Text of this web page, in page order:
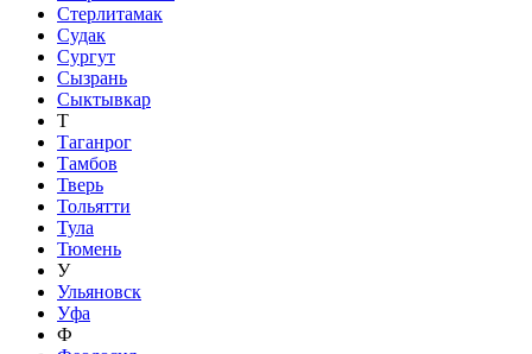
Стерлитамак
Судак
Сургут
Сызрань
Сыктывкар
Т
Таганрог
Тамбов
Тверь
Тольятти
Тула
Тюмень
У
Ульяновск
Уфа
Ф